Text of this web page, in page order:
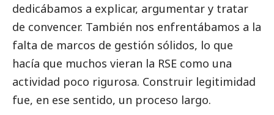
dedicábamos a explicar, argumentar y tratar
de convencer. También nos enfrentábamos a la
falta de marcos de gestión sólidos, lo que
hacía que muchos vieran la RSE como una
actividad poco rigurosa. Construir legitimidad
fue, en ese sentido, un proceso largo.